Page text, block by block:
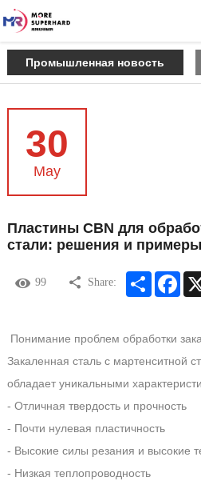
Промышленная новость
30
May
Пластины CBN для
стали: решения и примеры
99 Share: Share
Понимание проблем обработки
Закаленная сталь с мартенситной
обладает уникальными
- Отличная твердость и прочность
- Почти нулевая пластичность
- Высокие силы резания и высокие
- Низкая теплопроводность